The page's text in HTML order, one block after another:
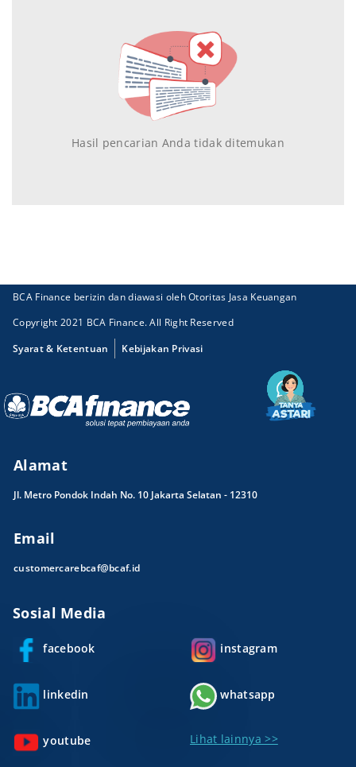
Hasil pencarian Anda tidak ditemukan
BCA Finance berizin dan diawasi oleh Otoritas Jasa Keuangan
Copyright 2021 BCA Finance. All Right Reserved
Syarat & Ketentuan
Kebijakan Privasi
Alamat
Jl. Metro Pondok Indah No. 10 Jakarta Selatan - 12310
Email
customercarebcaf@bcaf.id
Sosial Media
facebook instagram
linkedin whatsapp
youtube Lihat lainnya >>